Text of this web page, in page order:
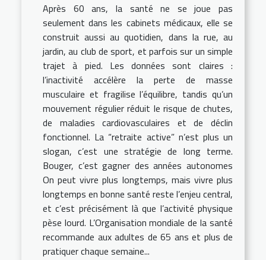
Après 60 ans, la santé ne se joue pas
seulement dans les cabinets médicaux, elle se
construit aussi au quotidien, dans la rue, au
jardin, au club de sport, et parfois sur un simple
trajet à pied. Les données sont claires :
l’inactivité accélère la perte de masse
musculaire et fragilise l’équilibre, tandis qu’un
mouvement régulier réduit le risque de chutes,
de maladies cardiovasculaires et de déclin
fonctionnel. La “retraite active” n’est plus un
slogan, c’est une stratégie de long terme.
Bouger, c’est gagner des années autonomes
On peut vivre plus longtemps, mais vivre plus
longtemps en bonne santé reste l’enjeu central,
et c’est précisément là que l’activité physique
pèse lourd. L’Organisation mondiale de la santé
recommande aux adultes de 65 ans et plus de
pratiquer chaque semaine...